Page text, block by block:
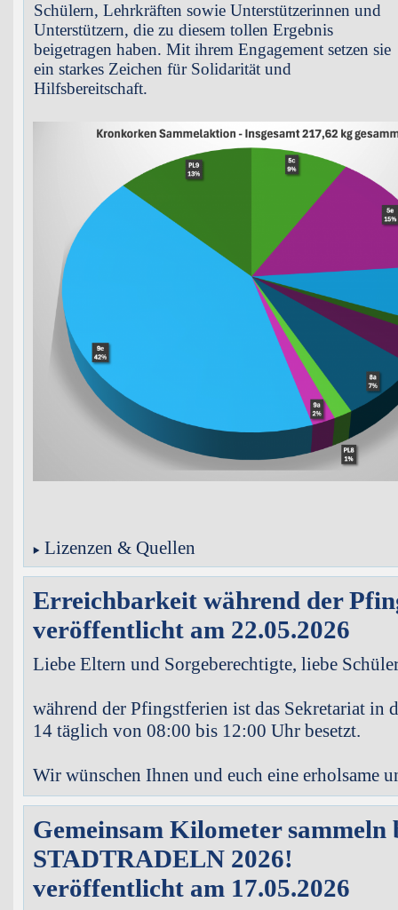
Schülern, Lehrkräften sowie Unterstützerinnen und
Unterstützern, die zu diesem tollen Ergebnis
beigetragen haben. Mit ihrem Engagement setzen sie
ein starkes Zeichen für Solidarität und
Hilfsbereitschaft.
Lizenzen & Quellen
Erreichbarkeit während der
veröffentlicht am 22.05.2026
Liebe Eltern und Sorgeberechtigte, liebe
während der Pfingstferien ist das Sekretariat
14 täglich von 08:00 bis 12:00 Uhr besetzt.
Wir wünschen Ihnen und euch eine erholsame
Gemeinsam Kilometer sammeln
STADTRADELN 2026!
veröffentlicht am 17.05.2026